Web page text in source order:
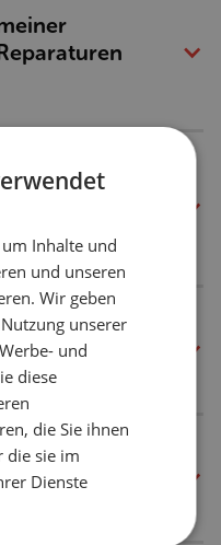
der
nicht mehr
während
geht?
Fragen oder
Inhalte und
und unseren
Wir geben
unserer
und
diese
die Sie ihnen
die sie im
Dienste